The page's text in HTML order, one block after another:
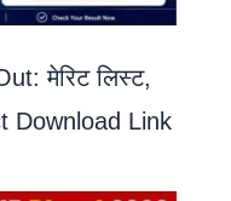
मेरिट लिस्ट,
Download Link